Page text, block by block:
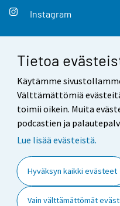
Tietoa
Käytämme
Välttämättömiä
toimii oikein. Muita
podcastien ja
Lue lisää evästeistä.
Hyväksyn kaikki evästeet
Vain välttämättömät
Instagram
Yhteystiedot
Palaute
Käyttöehdot
Saavutettavuus
Tietoa sivustosta